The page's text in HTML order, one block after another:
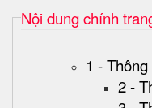
Nội dung chính
1 -
2 -